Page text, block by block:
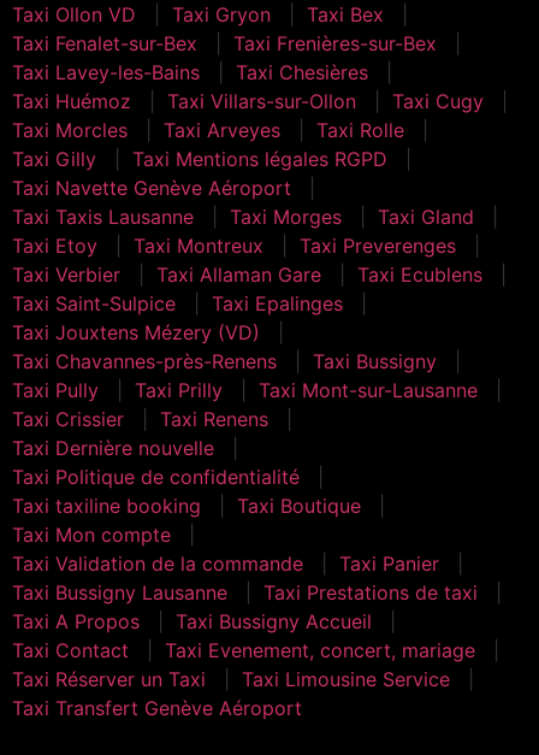
Taxi Ollon VD
Taxi Gryon
Taxi Bex
Taxi Fenalet-sur-Bex
Taxi Frenières-sur-Bex
Taxi Lavey-les-Bains
Taxi Chesières
Taxi Huémoz
Taxi Villars-sur-Ollon
Taxi Cugy
Taxi Morcles
Taxi Arveyes
Taxi Rolle
Taxi Gilly
Taxi Mentions légales RGPD
Taxi Navette Genève Aéroport
Taxi Taxis Lausanne
Taxi Morges
Taxi Gland
Taxi Etoy
Taxi Montreux
Taxi Preverenges
Taxi Verbier
Taxi Allaman Gare
Taxi Ecublens
Taxi Saint-Sulpice
Taxi Epalinges
Taxi Jouxtens Mézery (VD)
Taxi Chavannes-près-Renens
Taxi Bussigny
Taxi Pully
Taxi Prilly
Taxi Mont-sur-Lausanne
Taxi Crissier
Taxi Renens
Taxi Dernière nouvelle
Taxi Politique de confidentialité
Taxi taxiline booking
Taxi Boutique
Taxi Mon compte
Taxi Validation de la commande
Taxi Panier
Taxi Bussigny Lausanne
Taxi Prestations de taxi
Taxi A Propos
Taxi Bussigny Accueil
Taxi Contact
Taxi Evenement, concert, mariage
Taxi Réserver un Taxi
Taxi Limousine Service
Taxi Transfert Genève Aéroport